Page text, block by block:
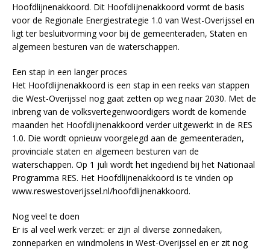
Hoofdlijnenakkoord. Dit Hoofdlijnenakkoord vormt de basis
voor de Regionale Energiestrategie 1.0 van West-Overijssel en
ligt ter besluitvorming voor bij de gemeenteraden, Staten en
algemeen besturen van de waterschappen.
Een stap in een langer proces
Het Hoofdlijnenakkoord is een stap in een reeks van stappen
die West-Overijssel nog gaat zetten op weg naar 2030. Met de
inbreng van de volksvertegenwoordigers wordt de komende
maanden het Hoofdlijnenakkoord verder uitgewerkt in de RES
1.0. Die wordt opnieuw voorgelegd aan de gemeenteraden,
provinciale staten en algemeen besturen van de
waterschappen. Op 1 juli wordt het ingediend bij het Nationaal
Programma RES. Het Hoofdlijnenakkoord is te vinden op
www.reswestoverijssel.nl/hoofdlijnenakkoord.
Nog veel te doen
Er is al veel werk verzet: er zijn al diverse zonnedaken,
zonneparken en windmolens in West-Overijssel en er zit nog